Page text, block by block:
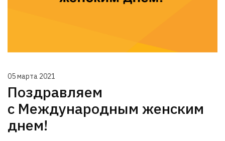
05 марта 2021
Поздравляем
с Международным женским
днем!